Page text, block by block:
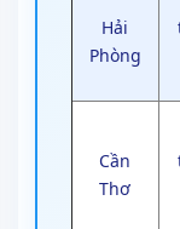
Hải
Phòng
Cần
Thơ